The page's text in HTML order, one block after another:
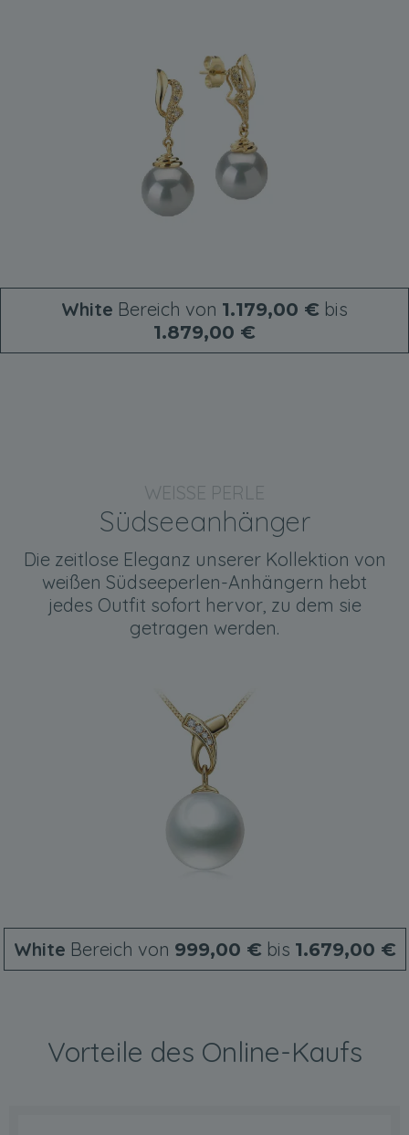
White Bereich von 1.179,00 € bis
1.879,00 €
WEISSE PERLE
Südseeanhänger
Die zeitlose Eleganz unserer Kollektion von
weißen Südseeperlen-Anhängern hebt
jedes Outfit sofort hervor, zu dem sie
getragen werden.
White Bereich von 999,00 € bis 1.679,00 €
Vorteile des Online-Kaufs